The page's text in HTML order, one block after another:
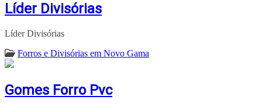
Líder Divisórias
Líder Divisórias
Forros e Divisórias em Novo Gama
Gomes Forro Pvc